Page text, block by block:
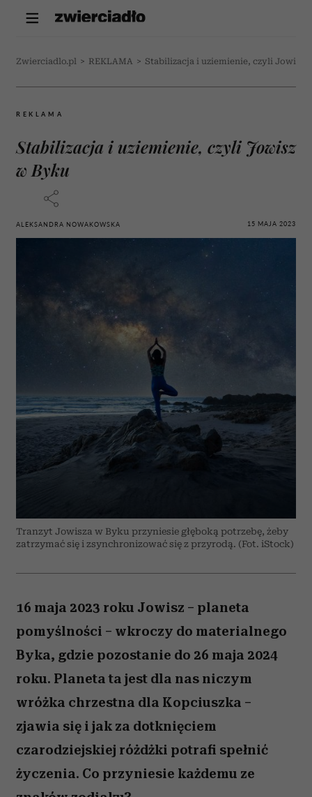
Zwierciadlo.pl > REKLAMA > Stabilizacja i uziemienie, czyli Jowisz
REKLAMA
Stabilizacja i uziemienie, czyli Jowisz
w Byku
ALEKSANDRA NOWAKOWSKA 15 MAJA 2023
Tranzyt Jowisza w Byku przyniesie głęboką potrzebę, żeby
zatrzymać się i zsynchronizować się z przyrodą. (Fot. iStock)
16 maja 2023 roku Jowisz – planeta
pomyślności – wkroczy do materialnego
Byka, gdzie pozostanie do 26 maja 2024
roku. Planeta ta jest dla nas niczym
wróżka chrzestna dla Kopciuszka –
zjawia się i jak za dotknięciem
czarodziejskiej różdżki potrafi spełnić
życzenia. Co przyniesie każdemu ze